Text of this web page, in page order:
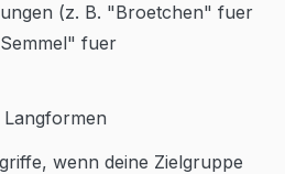
(z. B. "Broetchen" fuer
fuer
wenn deine Zielgruppe